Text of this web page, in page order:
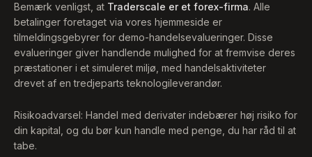
Bemærk venligst, at Traderscale er et forex-firma. Alle
betalinger foretaget via vores hjemmeside er
tilmeldingsgebyrer for demo-handelsevalueringer. Disse
evalueringer giver handlende mulighed for at fremvise deres
præstationer i et simuleret miljø, med handelsaktiviteter
drevet af en tredjeparts teknologileverandør.
Risikoadvarsel: Handel med derivater indebærer høj risiko for
din kapital, og du bør kun handle med penge, du har råd til at
tabe.